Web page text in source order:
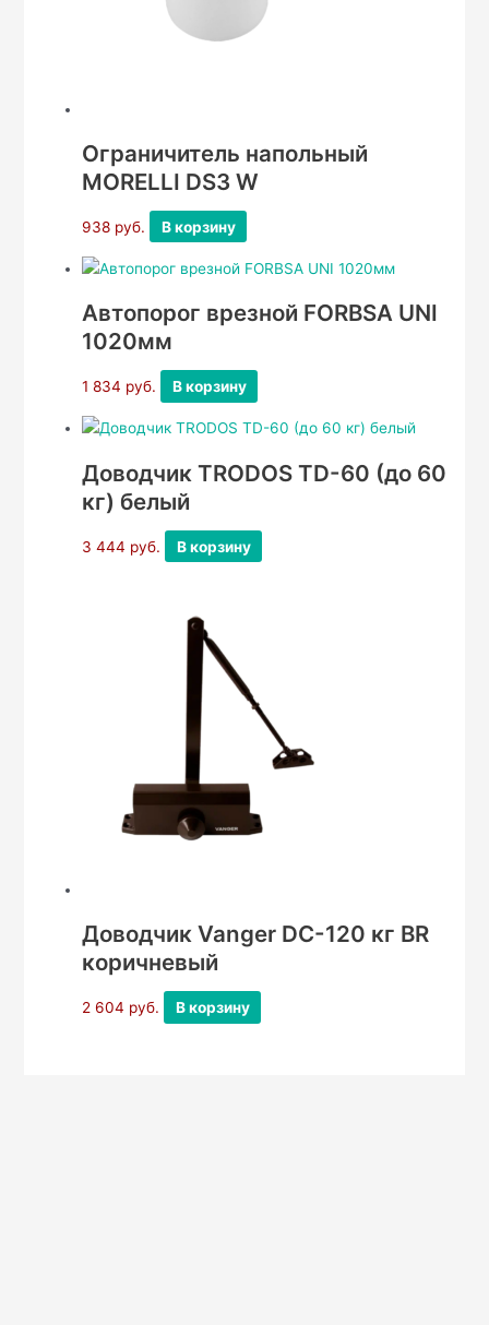
Ограничитель напольный
MORELLI DS3 W
938 руб. В корзину
Автопорог врезной FORBSA UNI
1020мм
1 834 руб. В корзину
Доводчик TRODOS TD-60 (до 60
кг) белый
3 444 руб. В корзину
Доводчик Vanger DC-120 кг BR
коричневый
2 604 руб. В корзину